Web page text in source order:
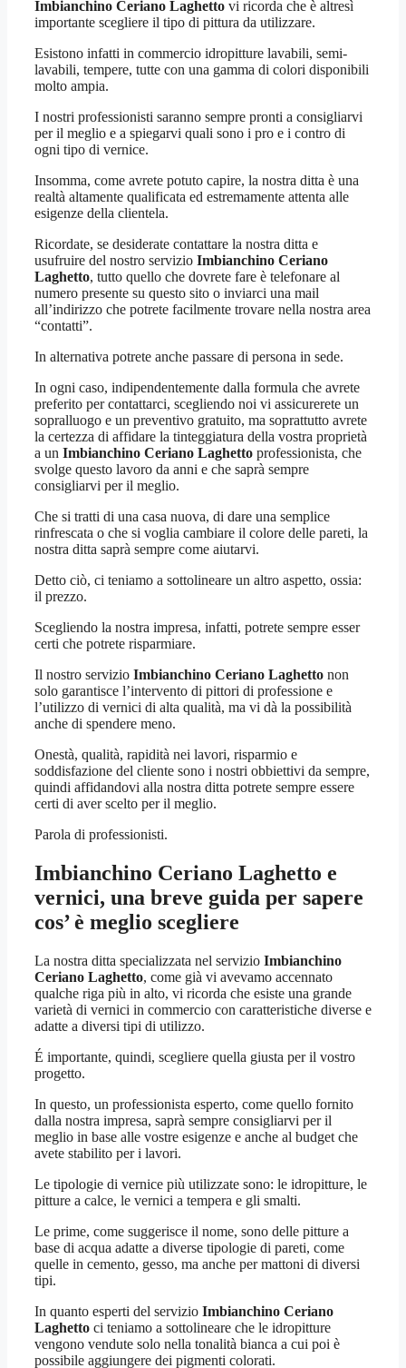
Imbianchino Ceriano Laghetto vi ricorda che è altresì
importante scegliere il tipo di pittura da utilizzare.
Esistono infatti in commercio idropitture lavabili, semi-
lavabili, tempere, tutte con una gamma di colori disponibili
molto ampia.
I nostri professionisti saranno sempre pronti a consigliarvi
per il meglio e a spiegarvi quali sono i pro e i contro di
ogni tipo di vernice.
Insomma, come avrete potuto capire, la nostra ditta è una
realtà altamente qualificata ed estremamente attenta alle
esigenze della clientela.
Ricordate, se desiderate contattare la nostra ditta e
usufruire del nostro servizio Imbianchino Ceriano
Laghetto, tutto quello che dovrete fare è telefonare al
numero presente su questo sito o inviarci una mail
all’indirizzo che potrete facilmente trovare nella nostra area
“contatti”.
In alternativa potrete anche passare di persona in sede.
In ogni caso, indipendentemente dalla formula che avrete
preferito per contattarci, scegliendo noi vi assicurerete un
sopralluogo e un preventivo gratuito, ma soprattutto avrete
la certezza di affidare la tinteggiatura della vostra proprietà
a un Imbianchino Ceriano Laghetto professionista, che
svolge questo lavoro da anni e che saprà sempre
consigliarvi per il meglio.
Che si tratti di una casa nuova, di dare una semplice
rinfrescata o che si voglia cambiare il colore delle pareti, la
nostra ditta saprà sempre come aiutarvi.
Detto ciò, ci teniamo a sottolineare un altro aspetto, ossia:
il prezzo.
Scegliendo la nostra impresa, infatti, potrete sempre esser
certi che potrete risparmiare.
Il nostro servizio Imbianchino Ceriano Laghetto non
solo garantisce l’intervento di pittori di professione e
l’utilizzo di vernici di alta qualità, ma vi dà la possibilità
anche di spendere meno.
Onestà, qualità, rapidità nei lavori, risparmio e
soddisfazione del cliente sono i nostri obbiettivi da sempre,
quindi affidandovi alla nostra ditta potrete sempre essere
certi di aver scelto per il meglio.
Parola di professionisti.
Imbianchino Ceriano Laghetto e
vernici, una breve guida per sapere
cos’ è meglio scegliere
La nostra ditta specializzata nel servizio Imbianchino
Ceriano Laghetto, come già vi avevamo accennato
qualche riga più in alto, vi ricorda che esiste una grande
varietà di vernici in commercio con caratteristiche diverse e
adatte a diversi tipi di utilizzo.
É importante, quindi, scegliere quella giusta per il vostro
progetto.
In questo, un professionista esperto, come quello fornito
dalla nostra impresa, saprà sempre consigliarvi per il
meglio in base alle vostre esigenze e anche al budget che
avete stabilito per i lavori.
Le tipologie di vernice più utilizzate sono: le idropitture, le
pitture a calce, le vernici a tempera e gli smalti.
Le prime, come suggerisce il nome, sono delle pitture a
base di acqua adatte a diverse tipologie di pareti, come
quelle in cemento, gesso, ma anche per mattoni di diversi
tipi.
In quanto esperti del servizio Imbianchino Ceriano
Laghetto ci teniamo a sottolineare che le idropitture
vengono vendute solo nella tonalità bianca a cui poi è
possibile aggiungere dei pigmenti colorati.